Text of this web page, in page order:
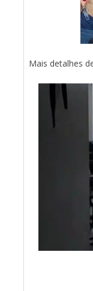
Mais detalhes